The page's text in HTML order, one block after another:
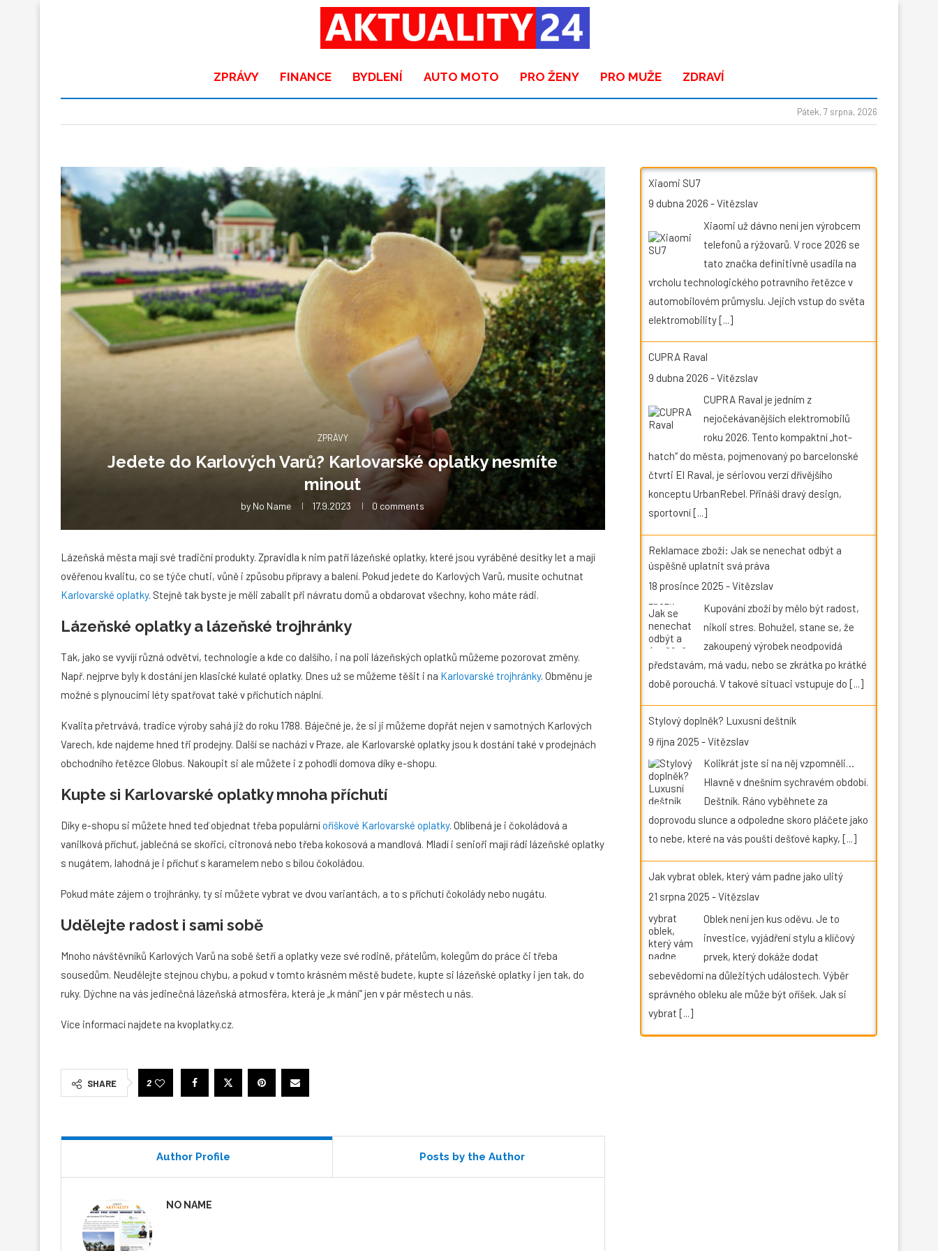
ZPRÁVY FINANCE BYDLENÍ AUTO MOTO PRO ŽENY PRO MUŽE ZDRAVÍ
Pátek, 7 srpna, 2026
ZPRÁVY
Jedete do Karlových Varů? Karlovarské oplatky nesmíte
minout
by No Name 17.9.2023 0 comments
Lázeňská města mají své tradiční produkty. Zpravidla k nim patří lázeňské oplatky, které jsou vyráběné desítky let a mají
ověřenou kvalitu, co se týče chuti, vůně i způsobu přípravy a balení. Pokud jedete do Karlových Varů, musíte ochutnat
Karlovarské oplatky. Stejně tak byste je měli zabalit při návratu domů a obdarovat všechny, koho máte rádi.
Lázeňské oplatky a lázeňské trojhránky
Tak, jako se vyvíjí různá odvětví, technologie a kde co dalšího, i na poli lázeňských oplatků můžeme pozorovat změny.
Např. nejprve byly k dostání jen klasické kulaté oplatky. Dnes už se můžeme těšit i na Karlovarské trojhránky. Obměnu je
možné s plynoucími léty spatřovat také v příchutích náplní.
Kvalita přetrvává, tradice výroby sahá již do roku 1788. Báječné je, že si ji můžeme dopřát nejen v samotných Karlových
Varech, kde najdeme hned tři prodejny. Další se nachází v Praze, ale Karlovarské oplatky jsou k dostání také v prodejnách
obchodního řetězce Globus. Nakoupit si ale můžete i z pohodlí domova díky e-shopu.
Kupte si Karlovarské oplatky mnoha příchutí
Díky e-shopu si můžete hned teď objednat třeba populárníoříškové Karlovarské oplatky. Oblíbená je i čokoládová a
vanilková příchuť, jablečná se skořicí, citronová nebo třeba kokosová a mandlová. Mladí i senioři mají rádi lázeňské oplatky
s nugátem, lahodná je i příchuť s karamelem nebo s bílou čokoládou.
Pokud máte zájem o trojhránky, ty si můžete vybrat ve dvou variantách, a to s příchutí čokolády nebo nugátu.
Udělejte radost i sami sobě
Mnoho návštěvníků Karlových Varů na sobě šetří a oplatky veze své rodině, přátelům, kolegům do práce či třeba
sousedům. Neudělejte stejnou chybu, a pokud v tomto krásném městě budete, kupte si lázeňské oplatky i jen tak, do
ruky. Dýchne na vás jedinečná lázeňská atmosféra, která je „k mání“ jen v pár městech u nás.
Více informací najdete na kvoplatky.cz.
SHARE 2
Author Profile Posts by the Author
NO NAME
Xiaomi SU7
9 dubna 2026 -Vítězslav
Xiaomi už dávno není jen výrobcem
telefonů a rýžovarů. V roce 2026 se
tato značka definitivně usadila na
vrcholu technologického potravního řetězce v
automobilovém průmyslu. Jejich vstup do světa
elektromobility[...]
CUPRA Raval
9 dubna 2026 -Vítězslav
CUPRA Raval je jedním z
nejočekávanějších elektromobilů
roku 2026. Tento kompaktní „hot-
hatch“ do města, pojmenovaný po barcelonské
čtvrti El Raval, je sériovou verzí dřívějšího
konceptu UrbanRebel. Přináší dravý design,
sportovní [...]
Reklamace zboží: Jak se nenechat odbýt a
úspěšně uplatnit svá práva
18 prosince 2025 -Vítězslav
Kupování zboží by mělo být radost,
nikoli stres. Bohužel, stane se, že
zakoupený výrobek neodpovídá
představám, má vadu, nebo se zkrátka po krátké
době porouchá. V takové situaci vstupuje do [...]
Stylový doplněk? Luxusní deštník
9 října 2025 -Vítězslav
Kolikrát jste si na něj vzpomněli…
Hlavně v dnešním sychravém období.
Deštník. Ráno vyběhnete za
doprovodu slunce a odpoledne skoro pláčete jako
to nebe, které na vás pouští dešťové kapky, [...]
Jak vybrat oblek, který vám padne jako ulitý
21 srpna 2025 -Vítězslav
Oblek není jen kus oděvu. Je to
investice, vyjádření stylu a klíčový
prvek, který dokáže dodat
sebevědomí na důležitých událostech. Výběr
správného obleku ale může být oříšek. Jak si
vybrat [...]